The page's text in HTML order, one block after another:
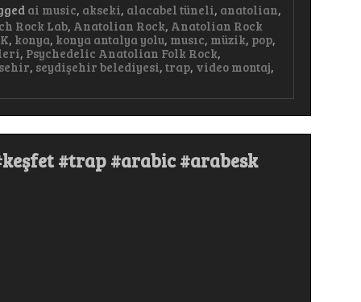
ai music, akseki, alacabel tüneli, anatolian,
Rock Lab, Anatolian Rock, Anatolian Rock
, konya, konya antalya yolu, musıc, müzik, pop,
, Psychedelic Anatolian Folk Rock,
, seydişehir belediyesi, trap, video montaj,
#trap #arabic #arabesk